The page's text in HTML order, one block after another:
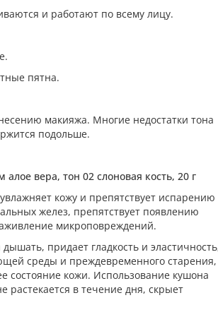
и работают по всему лицу.
пятна.
макияжа. Многие недостатки тона
подольше.
алое вера, тон 02 слоновая кость, 20 г
кожу и препятствует испарению
желез, препятствует появлению
микроповреждений.
придает гладкость и
среды и преждевременного старения,
состояние кожи. Использование кушона
растекается в течение дня, скрыет